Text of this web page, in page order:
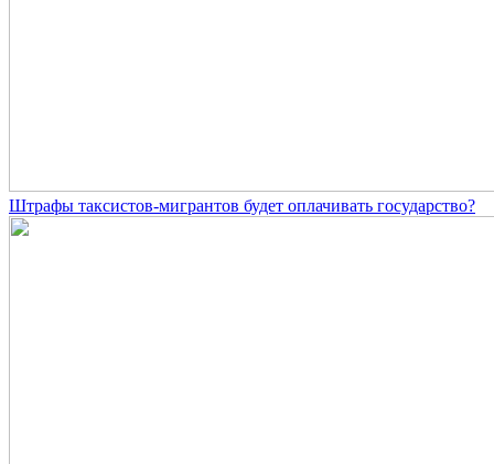
Штрафы таксистов-мигрантов будет оплачивать государство?